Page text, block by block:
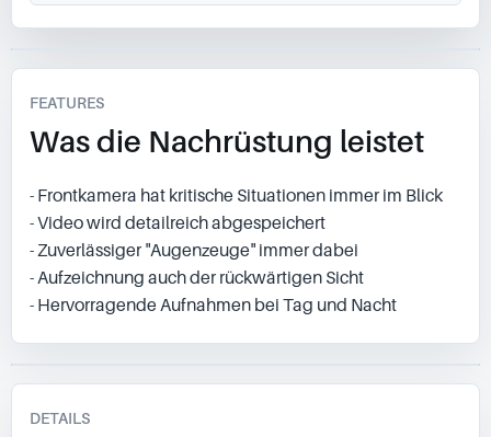
FEATURES
Was die Nachrüstung leistet
- Frontkamera hat kritische Situationen immer im Blick
- Video wird detailreich abgespeichert
- Zuverlässiger "Augenzeuge" immer dabei
- Aufzeichnung auch der rückwärtigen Sicht
- Hervorragende Aufnahmen bei Tag und Nacht
DETAILS